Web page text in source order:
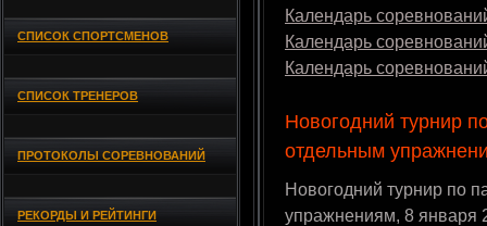
СПИСОК СПОРТСМЕНОВ
СПИСОК ТРЕНЕРОВ
ПРОТОКОЛЫ СОРЕВНОВАНИЙ
РЕКОРДЫ И РЕЙТИНГИ
Календарь
Календарь
Календарь
Новогодний турнир
отдельным
Новогодний турнир по
упражнениям, 8 января